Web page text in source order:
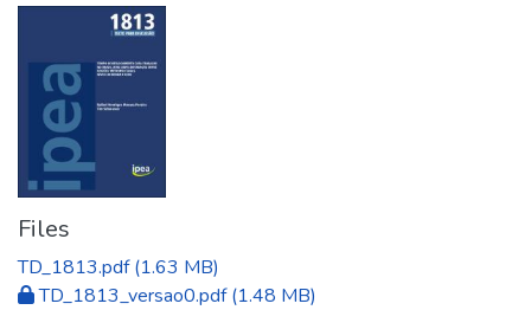
Files
TD_1813.pdf(1.63 MB)
TD_1813_versao0.pdf(1.48 MB)